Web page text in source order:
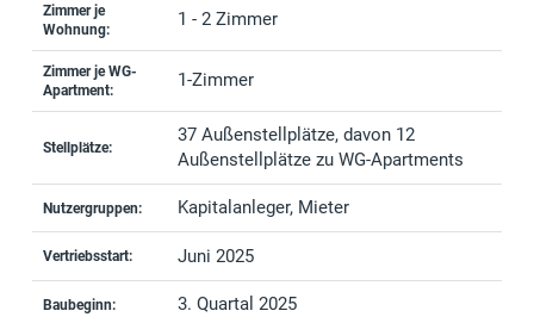
Zimmer je
Wohnung:
1 - 2 Zimmer
Zimmer je WG-
Apartment:
1-Zimmer
Stellplätze:
37 Außenstellplätze, davon 12
Außenstellplätze zu WG-Apartments
Nutzergruppen: Kapitalanleger, Mieter
Vertriebsstart: Juni 2025
Baubeginn: 3. Quartal 2025